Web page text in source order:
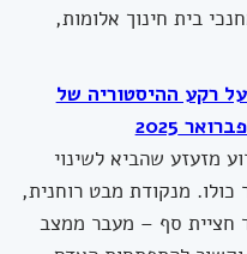
בית חינוך אלומות,
רקע ההיסטוריה של
עברנו אירוע מזעזע שהביא לשינוי
כולו. מנקודת מבט רוחנית,
חציית סף – מעבר ממצב